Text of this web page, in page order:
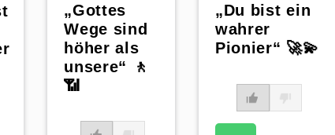
„Gottes
Wege sind
höher als
unsere“ 🚶
📶
„Du bist ein
wahrer
Pionier“ 🚀💫